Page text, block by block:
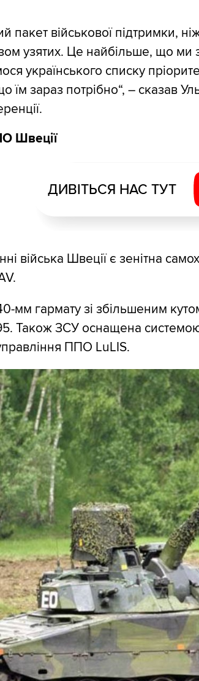
пакет військової підтримки,
узятих. Це найбільше, що ми
українського списку
їм зараз потрібно“, – сказав
Швеції
ДИВІТЬСЯ НАС ТУТ
війська Швеції є зенітна
мм гармату зі збільшеним
Також ЗСУ оснащена
ППО LuLIS.